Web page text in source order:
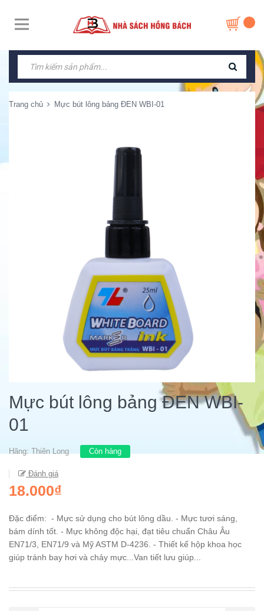
Trang chủ Mực bút lông bảng ĐEN WBI-01
Mực bút lông bảng ĐEN WBI-
01
Hãng: Thiên Long Còn hàng
Đánh giá
18.000₫
Đặc điểm: - Mực sử dụng cho bút lông dầu. - Mực tươi sáng,
bám dính tốt. - Mực không độc hại, đạt tiêu chuẩn Châu Âu
EN71/3, EN71/9 và Mỹ ASTM D-4236. - Thiết kế hộp khoa học
giúp tránh bay hơi và chảy mực...Van tiết lưu giúp...